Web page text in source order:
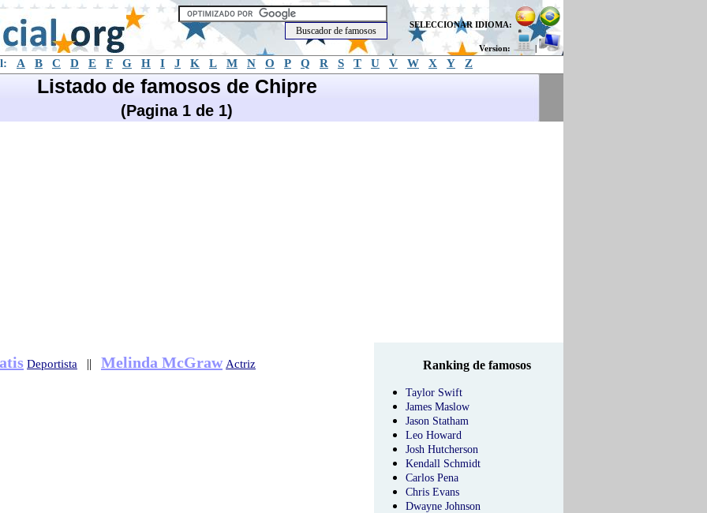
SELECCIONAR IDIOMA:
Version: |
A B C D E F G H I J K L M N O P Q R S T U V W X Y Z
Listado de famosos de Chipre
(Pagina 1 de 1)
Deportista || Melinda McGraw Actriz Ranking de famosos
Taylor Swift
James Maslow
Jason Statham
Leo Howard
Josh Hutcherson
Kendall Schmidt
Carlos Pena
Chris Evans
Dwayne Johnson